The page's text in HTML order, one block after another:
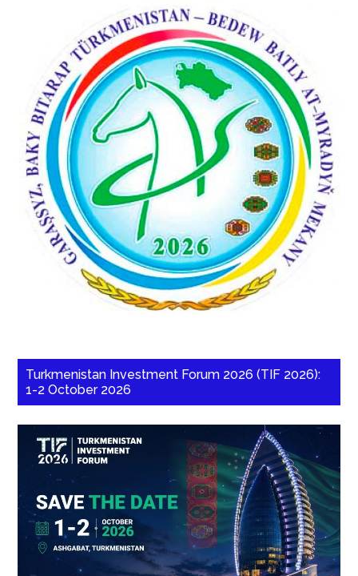
Turkmenistan Investment Forum 2026 (TIF 2026):
1-2 October 2026